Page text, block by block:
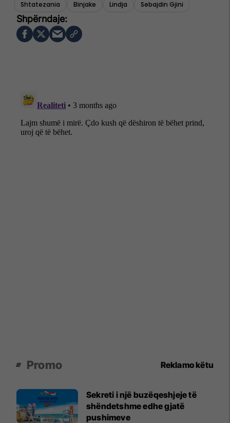
Shtatezania Binjake Lindja Sebajdin Gjini
Promo Reklamo këtu
Sekreti i një buzëqeshjeje të
shëndetshme edhe gjatë
pushimeve